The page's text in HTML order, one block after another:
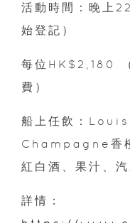
活動時間：晚
始登記）
每位HK$2,180
費）
船上任飲：
Champagne香
紅白酒、果汁、汽
詳情：